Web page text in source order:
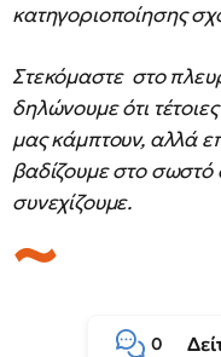
κατηγοριοποίησης
Στεκόμαστε στο
δηλώνουμε ότι
μας κάμπτουν, αλλά
βαδίζουμε στο
συνεχίζουμε.
0